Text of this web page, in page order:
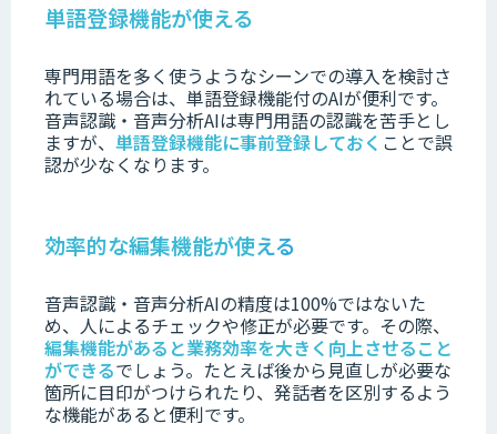
単語登録機能が使える
専門用語を多く使うようなシーンでの導入を検討さ
れている場合は、単語登録機能付のAIが便利です。
音声認識・音声分析AIは専門用語の認識を苦手とし
ますが、 単語登録機能に事前登録しておく ことで誤
認が少なくなります。
効率的な編集機能が使える
音声認識・音声分析AIの精度は100%ではないた
め、人によるチェックや修正が必要です。 その際、
編集機能があると業務効率を大きく向上させること
ができるでしょう。 たとえば後から見直しが必要な
箇所に目印がつけられたり、発話者を区別するよう
な機能があると便利です。